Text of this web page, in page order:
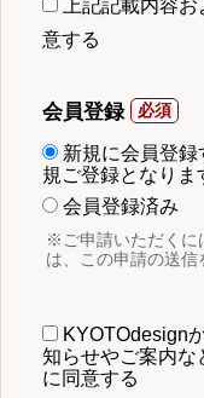
上記記載内容
意する
会員登録
新規に会員登
規ご登録となりま
会員登録済み
※ご申請いただくに
は、この申請の送信
KYOTOdesign
知らせやご案内な
に同意する